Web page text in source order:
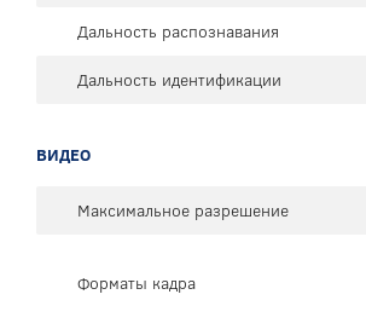
Дальность распознавания
Дальность идентификации
ВИДЕО
Максимальное разрешение
Форматы кадра